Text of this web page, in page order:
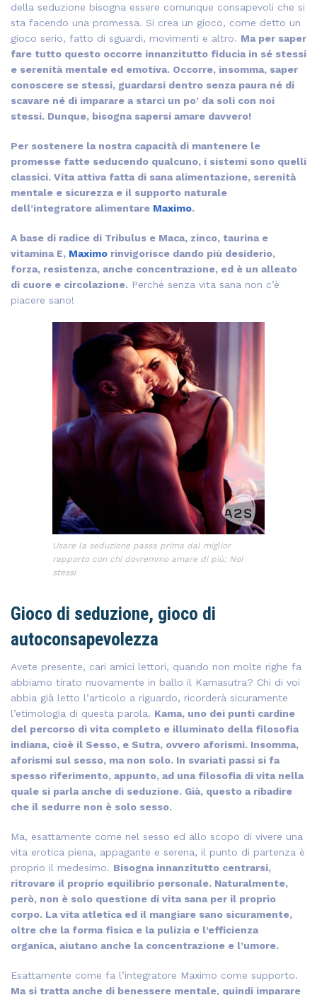
della seduzione bisogna essere comunque consapevoli che si
sta facendo una promessa. Si crea un gioco, come detto un
gioco serio, fatto di sguardi, movimenti e altro. Ma per saper
fare tutto questo occorre innanzitutto fiducia in sé stessi
e serenità mentale ed emotiva. Occorre, insomma, saper
conoscere se stessi, guardarsi dentro senza paura né di
scavare né di imparare a starci un po’ da soli con noi
stessi. Dunque, bisogna sapersi amare davvero!
Per sostenere la nostra capacità di mantenere le
promesse fatte seducendo qualcuno, i sistemi sono quelli
classici. Vita attiva fatta di sana alimentazione, serenità
mentale e sicurezza e il supporto naturale
dell’integratore alimentare Maximo.
A base di radice di Tribulus e Maca, zinco, taurina e
vitamina E, Maximo rinvigorisce dando più desiderio,
forza, resistenza, anche concentrazione, ed è un alleato
di cuore e circolazione. Perché senza vita sana non c’è
piacere sano!
Usare la seduzione passa prima dal miglior
rapporto con chi dovremmo amare di più: Noi
stessi
Gioco di seduzione, gioco di
autoconsapevolezza
Avete presente, cari amici lettori, quando non molte righe fa
abbiamo tirato nuovamente in ballo il Kamasutra? Chi di voi
abbia già letto l’articolo a riguardo, ricorderà sicuramente
l’etimologia di questa parola. Kama, uno dei punti cardine
del percorso di vita completo e illuminato della filosofia
indiana, cioè il Sesso, e Sutra, ovvero aforismi. Insomma,
aforismi sul sesso, ma non solo. In svariati passi si fa
spesso riferimento, appunto, ad una filosofia di vita nella
quale si parla anche di seduzione. Già, questo a ribadire
che il sedurre non è solo sesso.
Ma, esattamente come nel sesso ed allo scopo di vivere una
vita erotica piena, appagante e serena, il punto di partenza è
proprio il medesimo. Bisogna innanzitutto centrarsi,
ritrovare il proprio equilibrio personale. Naturalmente,
però, non è solo questione di vita sana per il proprio
corpo. La vita atletica ed il mangiare sano sicuramente,
oltre che la forma fisica e la pulizia e l’efficienza
organica, aiutano anche la concentrazione e l’umore.
Esattamente come fa l’integratore Maximo come supporto.
Ma si tratta anche di benessere mentale, quindi imparare